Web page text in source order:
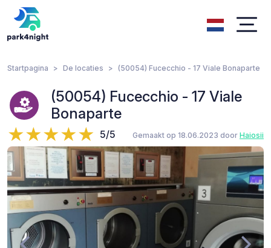
Startpagina De locaties (50054) Fucecchio - 17 Viale Bonaparte
(50054) Fucecchio - 17 Viale
Bonaparte
5/5 Gemaakt op 18.06.2023 door Haiosii